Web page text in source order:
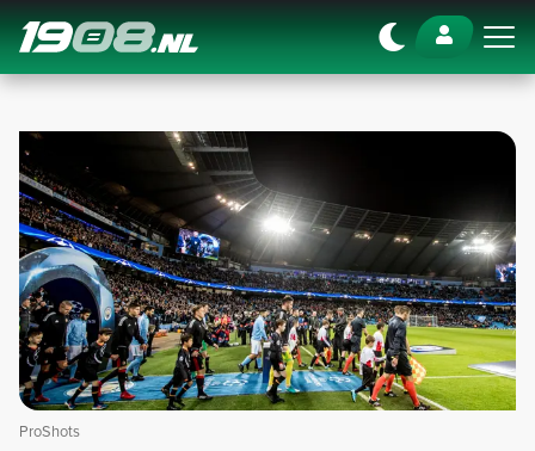
Navigation
ProShots